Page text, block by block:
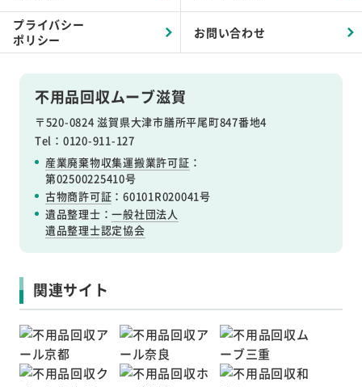
不用品回収ムーブ滋賀
〒520-0824 滋賀県大津市膳所平尾町847番地4
Tel：0120-911-127
産業廃棄物収集運搬業許可証 ：
第02500225410号
古物商許可証 ：60101R020041号
遺品整理士：一般社団法人
遺品整理士認定協会
プライバシー
ポリシー
お問い合わせ
関連サイト